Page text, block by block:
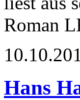
Hans